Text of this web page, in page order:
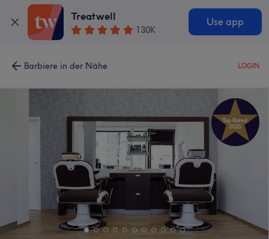
Treatwell
130K
Use app
Barbiere in der Nähe LOGIN